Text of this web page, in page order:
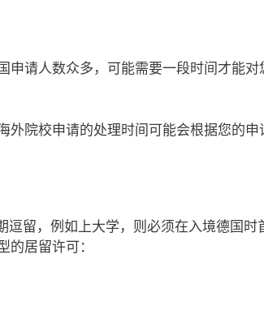
请人数众多，可能需要一段时间才能对
院校申请的处理时间可能会根据您的申
留，例如上大学，则必须在入境德国时
居留许可：